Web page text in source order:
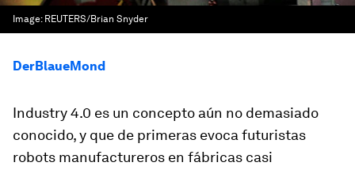
Image: REUTERS/Brian Snyder
DerBlaueMond
Industry 4.0 es un concepto aún no demasiado
conocido, y que de primeras evoca futuristas
robots manufactureros en fábricas casi